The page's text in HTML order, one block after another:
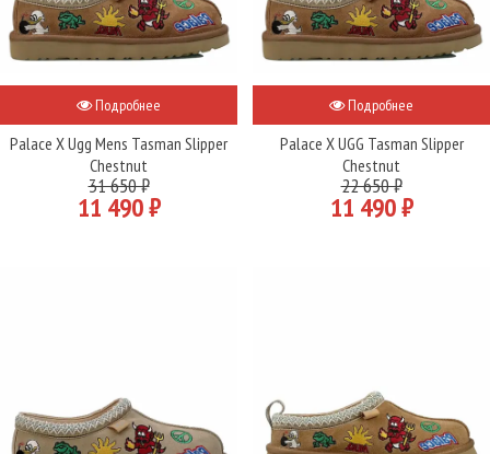
Подробнее
Palace X Ugg Mens Tasman Slipper
Chestnut
31 650 ₽
11 490 ₽
Подробнее
Palace X UGG Tasman Slipper
Chestnut
22 650 ₽
11 490 ₽